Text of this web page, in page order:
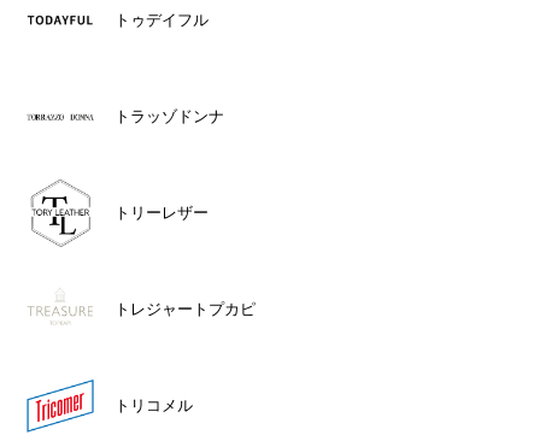
トゥデイフル
トラッゾドンナ
トリーレザー
トレジャートプカピ
トリコメル